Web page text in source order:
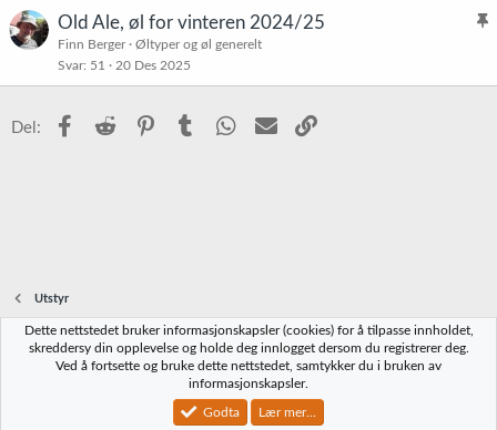
tK
s
Old Ale, øl for vinteren 2024/25
Finn Berger
Øltyper og øl generelt
Svar 51 20 Des 2025
Del: Facebook
Reddit PinterestTumblr WhatsApp
E-post
Utstyr
Norbrygg-default
Vilkår og regler Personvernregler
Community platform by XenForo® © 2010-2023 XenForo Ltd.
Dette nettstedet bruker informasjonskapsler (cookies) for å tilpasse innholdet,
skreddersy din opplevelse og holde deg innlogget dersom du registrerer deg.
Ved å fortsette og bruke dette nettstedet, samtykker du i bruken av
informasjonskapsler.
Godta Lær mer...